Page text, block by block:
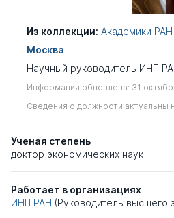
Из коллекции: Академики
Москва
Научный руководитель ИНП
Информация обновлена: 31
Сведения о должности актуальны
Ученая степень
доктор экономических наук
Работает в организациях
ИНП РАН (Руководитель высшего